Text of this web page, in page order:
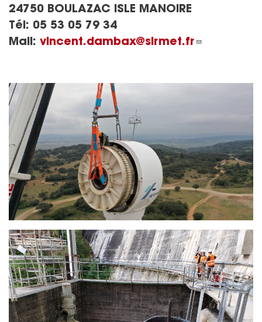
24750 BOULAZAC ISLE MANOIRE
Tél: 05 53 05 79 34
Mail: vincent.dambax@sirmet.fr